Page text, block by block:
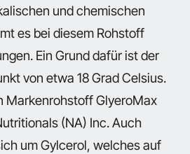
und chemischen
es bei diesem Rohstoff
Ein Grund dafür ist der
von etwa 18 Grad Celsius.
Markenrohstoff GlyeroMax
(NA) Inc. Auch
um Gylcerol, welches auf